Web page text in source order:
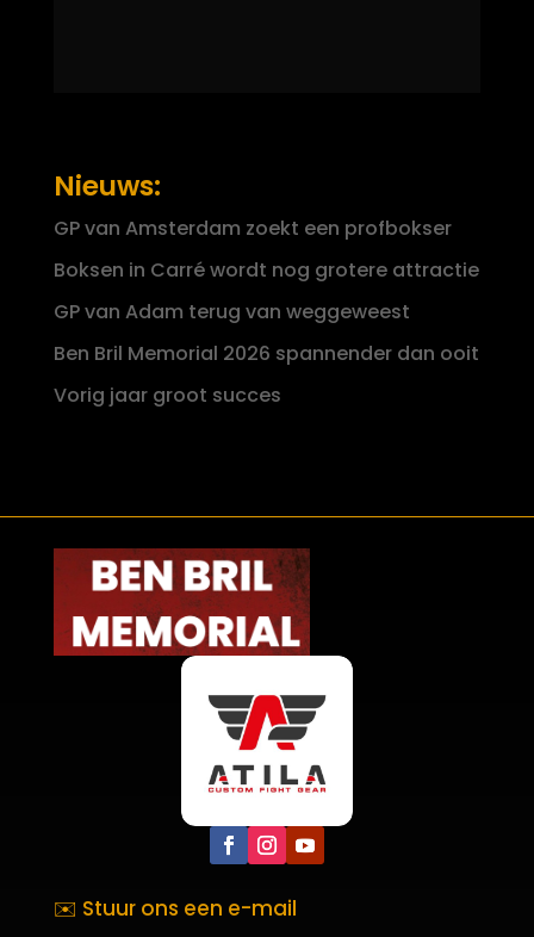
Nieuws:
GP van Amsterdam zoekt een profbokser
Boksen in Carré wordt nog grotere attractie
GP van Adam terug van weggeweest
Ben Bril Memorial 2026 spannender dan ooit
Vorig jaar groot succes
✉️ Stuur ons een e-mail